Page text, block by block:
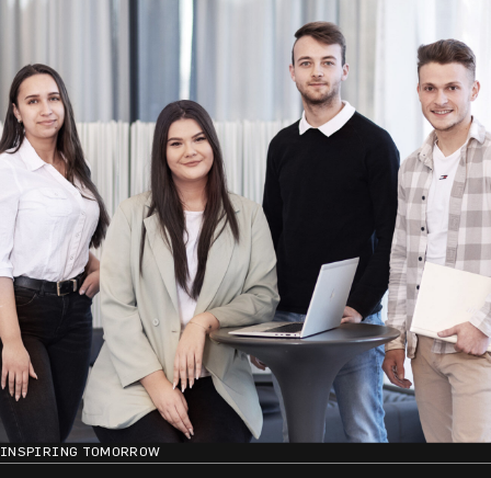
INSPIRING TOMORROW